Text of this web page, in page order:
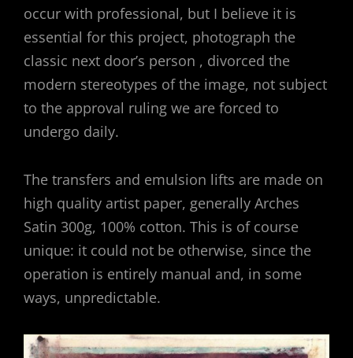
occur with professional, but I believe it is
essential for this project, photograph the
classic next door’s person , divorced the
modern stereotypes of the image, not subject
to the approval ruling we are forced to
undergo daily.
The transfers and emulsion lifts are made on
high quality artist paper, generally Arches
Satin 300g, 100% cotton. This is of course
unique: it could not be otherwise, since the
operation is entirely manual and, in some
ways, unpredictable.